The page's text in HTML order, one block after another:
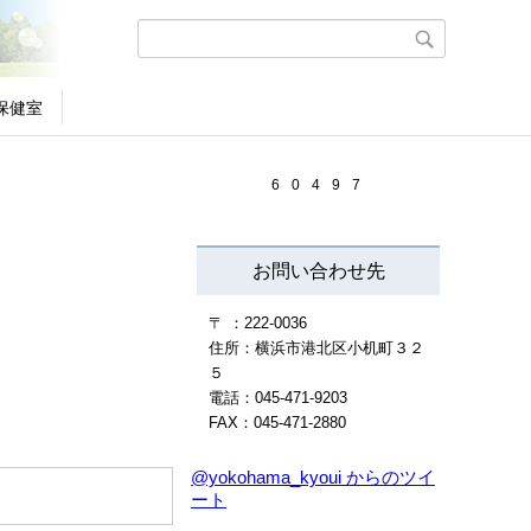
健室
6 0 4 9 7
お問い合わせ先
〒 ：222-0036
住所：横浜市港北区小机町３２
５
電話：045-471-9203
FAX：045-471-2880
@yokohama_kyoui からのツイ
ート